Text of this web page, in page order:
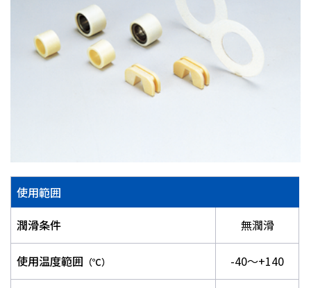
お問い合わせ
プライバシーポリシー
ソーシャルメディアポリシー
企業行動憲章・規範
使用範囲
潤滑条件
無潤滑
使用温度範囲 （℃） -40～+140